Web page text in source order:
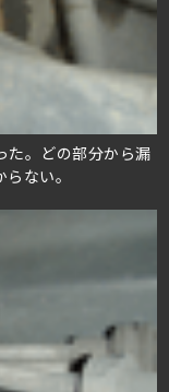
た。どの部分から漏
ない。